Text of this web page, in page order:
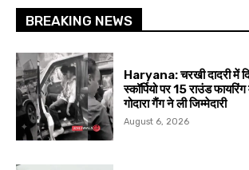
BREAKING NEWS
Haryana: चरखी दादरी में
स्कॉर्पियो पर 15 राउंड
गोदारा गैंग ने ली जिम्मेदारी
August 6, 2026